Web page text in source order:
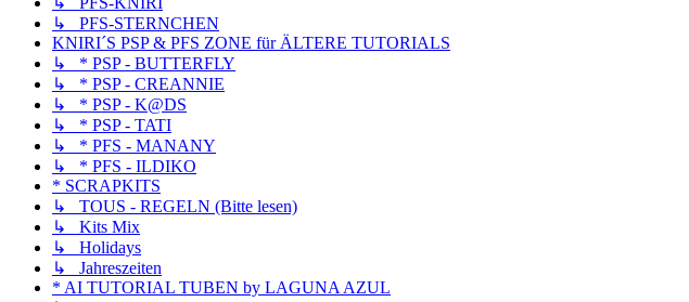
↳ PFS-STERNCHEN
KNIRI´S PSP & PFS ZONE für ÄLTERE TUTORIALS
↳ * PSP - BUTTERFLY
↳ * PSP - CREANNIE
↳ * PSP - K@DS
↳ * PSP - TATI
↳ * PFS - MANANY
↳ * PFS - ILDIKO
* SCRAPKITS
↳ TOUS - REGELN (Bitte lesen)
↳ Kits Mix
↳ Holidays
↳ Jahreszeiten
* AI TUTORIAL TUBEN by LAGUNA AZUL